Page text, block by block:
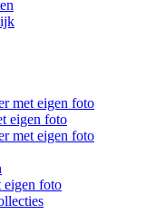
met eigen foto
eigen foto
met eigen foto
foto